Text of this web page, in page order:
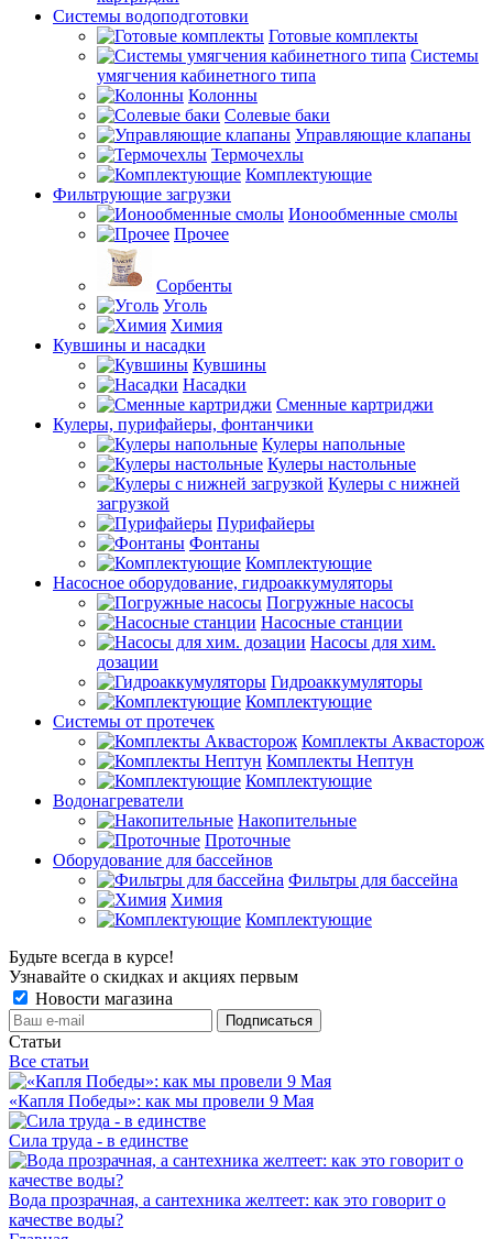
Системы водоподготовки
Готовые комплекты
Системы
умягчения кабинетного типа
Колонны
Солевые баки
Управляющие клапаны
Термочехлы
Комплектующие
Фильтрующие загрузки
Ионообменные смолы
Прочее
Сорбенты
Уголь
Химия
Кувшины и насадки
Кувшины
Насадки
Сменные картриджи
Кулеры, пурифайеры, фонтанчики
Кулеры напольные
Кулеры настольные
Кулеры с нижней
загрузкой
Пурифайеры
Фонтаны
Комплектующие
Насосное оборудование, гидроаккумуляторы
Погружные насосы
Насосные станции
Насосы для хим.
дозации
Гидроаккумуляторы
Комплектующие
Системы от протечек
Комплекты Аквасторож
Комплекты Нептун
Комплектующие
Водонагреватели
Накопительные
Проточные
Оборудование для бассейнов
Фильтры для бассейна
Химия
Комплектующие
Будьте всегда в курсе!
Узнавайте о скидках и акциях первым
Новости магазина
Статьи
Все статьи
«Капля Победы»: как мы провели 9 Мая
Сила труда - в единстве
Вода прозрачная, а сантехника желтеет: как это говорит о
качестве воды?